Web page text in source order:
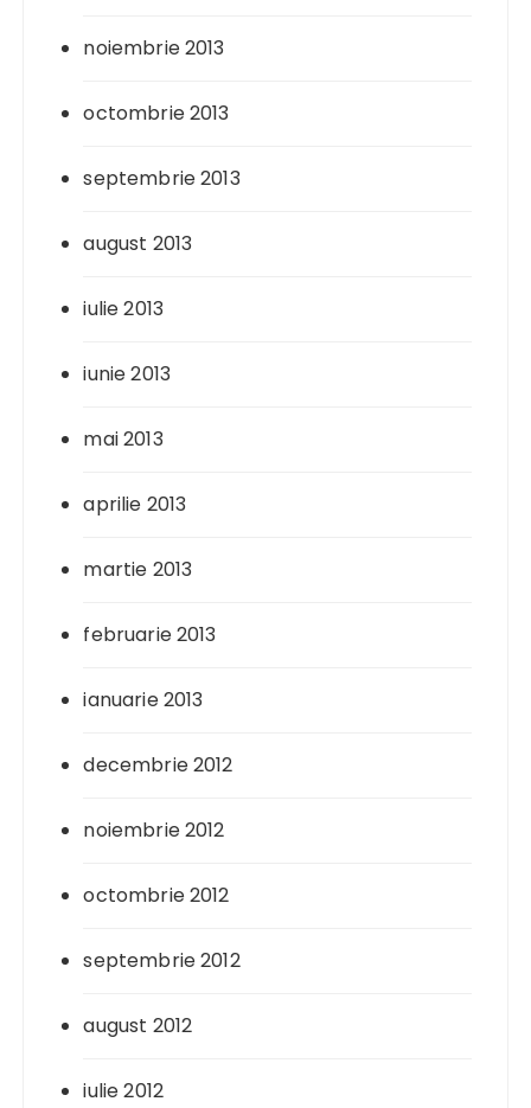
noiembrie 2013
octombrie 2013
septembrie 2013
august 2013
iulie 2013
iunie 2013
mai 2013
aprilie 2013
martie 2013
februarie 2013
ianuarie 2013
decembrie 2012
noiembrie 2012
octombrie 2012
septembrie 2012
august 2012
iulie 2012